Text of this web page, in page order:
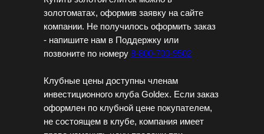
золотоматах, оформив заявку на сайте
компании. Не получилось оформить заказ
- напишите нам в Поддержку или
позвоните по номеру 8-800-700-9502
Клубные цены доступны членам
инвестиционного клуба Goldex. Если заказ
оформлен по клубной цене покупателем,
не состоящем в клубе, компания имеет